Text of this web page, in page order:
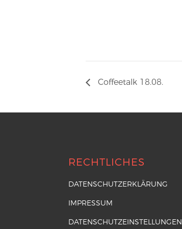
Coffeetalk 18.08.
RECHTLICHES
DATENSCHUTZERKLÄRUNG
IMPRESSUM
DATENSCHUTZEINSTELLUNGEN